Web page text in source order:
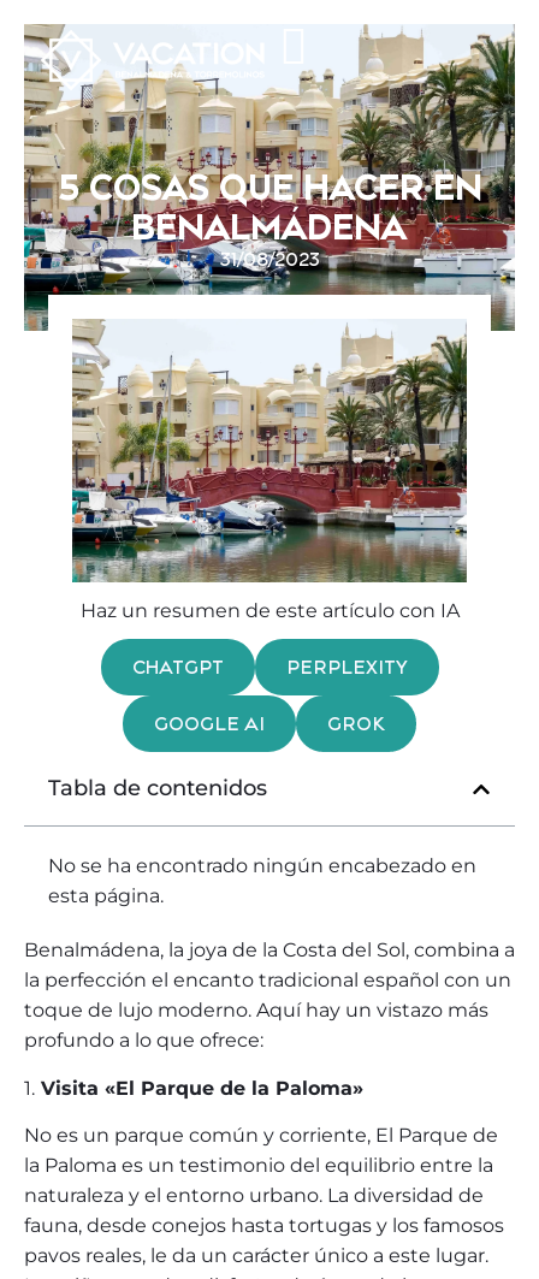
5 COSAS QUE HACER EN
BENALMÁDENA
31/08/2023
Haz un resumen de este artículo con IA
CHATGPT PERPLEXITY
GOOGLE AI GROK
Tabla de contenidos
No se ha encontrado ningún encabezado en
esta página.
Benalmádena, la joya de la Costa del Sol, combina a
la perfección el encanto tradicional español con un
toque de lujo moderno. Aquí hay un vistazo más
profundo a lo que ofrece:
1. Visita «El Parque de la Paloma»
No es un parque común y corriente, El Parque de
la Paloma es un testimonio del equilibrio entre la
naturaleza y el entorno urbano. La diversidad de
fauna, desde conejos hasta tortugas y los famosos
pavos reales, le da un carácter único a este lugar.